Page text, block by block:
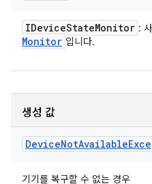
IDeviceStateMonitor :
Monitor 입니다.
생성 값
DeviceNotAvailable
기기를 복구할 수 없는 경우